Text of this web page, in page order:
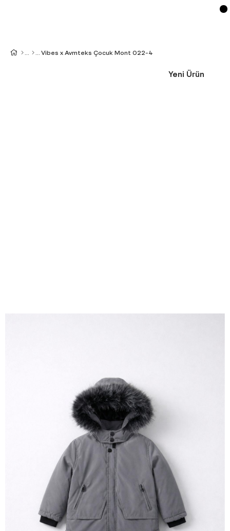
Vibes x Avmteks Çocuk Mont 022-4
Yeni Ürün